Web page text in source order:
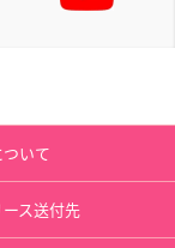
いて
ス送付先